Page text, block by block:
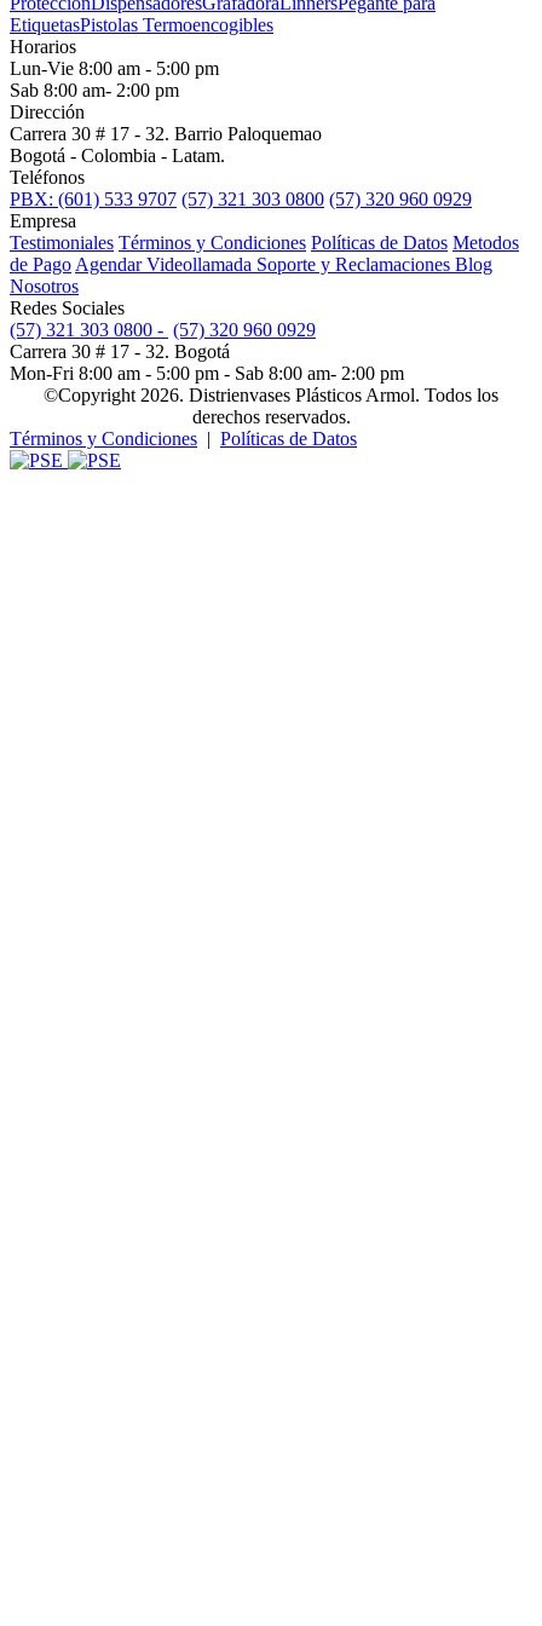
EtiquetasPistolas Termoencogibles
Horarios
Lun-Vie 8:00 am - 5:00 pm
Sab 8:00 am- 2:00 pm
Dirección
Carrera 30 # 17 - 32. Barrio Paloquemao
Bogotá - Colombia - Latam.
Teléfonos
PBX: (601) 533 9707 (57) 321 303 0800 (57) 320 960 0929
Empresa
Testimoniales Términos y Condiciones Políticas de Datos Metodos
de Pago Agendar Videollamada Soporte y Reclamaciones Blog
Nosotros
Redes Sociales
(57) 321 303 0800 - (57) 320 960 0929
Carrera 30 # 17 - 32. Bogotá
Mon-Fri 8:00 am - 5:00 pm - Sab 8:00 am- 2:00 pm
©Copyright 2026. Distrienvases Plásticos Armol. Todos los
derechos reservados.
Términos y Condiciones | Políticas de Datos